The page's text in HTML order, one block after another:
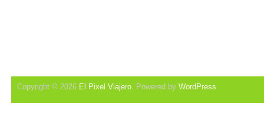
Copyright © 2026 El Pixel Viajero. Powered by WordPress.